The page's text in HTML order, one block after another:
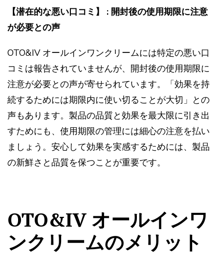
【潜在的な悪い口コミ】 : 開封後の使用期限に注意
が必要との声
OTO&IV オールインワンクリームには特定の悪い口
コミは報告されていませんが、開封後の使用期限に
注意が必要との声が寄せられています。「効果を持
続するためには期限内に使い切ることが大切」との
声もあります。製品の品質と効果を最大限に引き出
すためにも、使用期限の管理には細心の注意を払い
ましょう。安心して効果を実感するためには、製品
の新鮮さと品質を保つことが重要です。
OTO&IV オールインワ
ンクリームのメリット